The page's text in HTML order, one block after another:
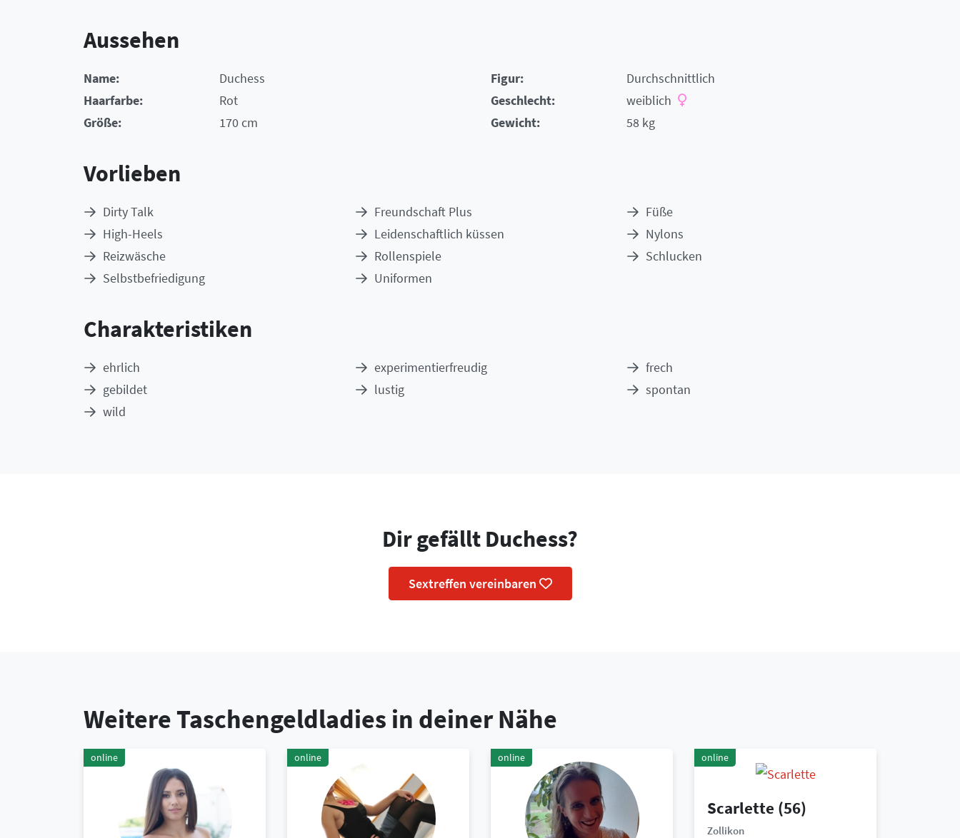
Aussehen
Name: Duchess Figur:
Durchschnittlich
Haarfarbe:
Rot Geschlecht:
weiblich
Größe:
170 cm Gewicht: 58 kg
Vorlieben
Dirty Talk Freundschaft Plus
Füße
High-Heels
Leidenschaftlich küssen
Nylons
Reizwäsche
Rollenspiele
Schlucken
Selbstbefriedigung
Uniformen
Charakteristiken
ehrlich experimentierfreudig
frech
gebildet
lustig
spontan
wild
Dir gefällt Duchess?
Sextreffen vereinbaren
Weitere Taschengeldladies in deiner Nähe
online online online online
Scarlette (56)
Zollikon